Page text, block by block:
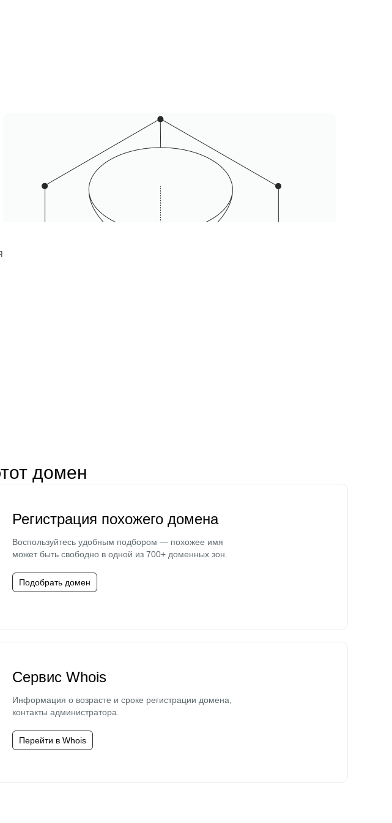
домен
Регистрация похожего домена
Воспользуйтесь удобным подбором — похожее имя
может быть свободно в одной из 700+ доменных зон.
Подобрать домен
Сервис Whois
Информация о возрасте и сроке регистрации домена,
контакты администратора.
Перейти в Whois